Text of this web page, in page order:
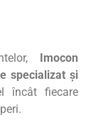
Imocon
specializat și
încât fiecare